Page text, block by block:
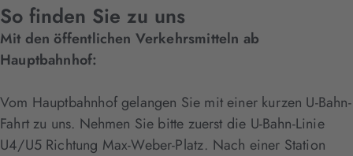
So finden Sie zu uns
Mit den öffentlichen Verkehrsmitteln ab
Hauptbahnhof:
Vom Hauptbahnhof gelangen Sie mit einer kurzen U-Bahn-
Fahrt zu uns. Nehmen Sie bitte zuerst die U-Bahn-Linie
U4/U5 Richtung Max-Weber-Platz. Nach einer Station